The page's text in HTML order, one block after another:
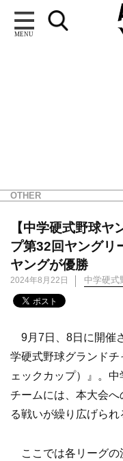
MENU
OTHER
【中学硬式野球ヤ
プ第32回ヤングリ
ヤングが優勝
2024年8月22日 中学硬式
9月7日、8日に開催
学硬式野球グランド
ェックカップ）』。
チームには、本大会
る戦いが繰り広げられ
ここでは各リーグの